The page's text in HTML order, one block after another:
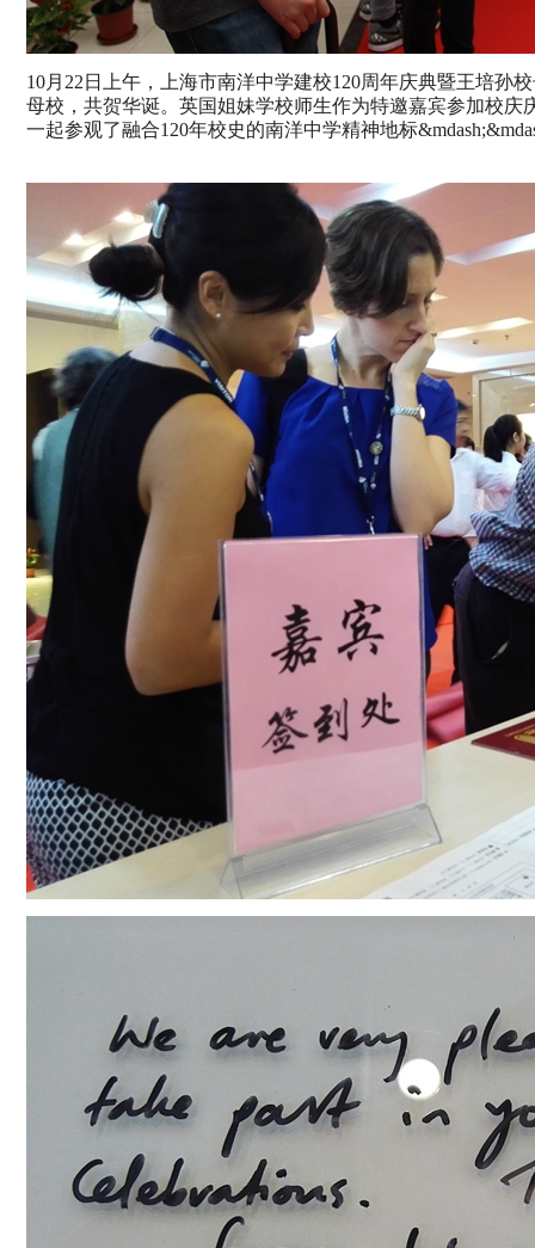
10月 22 日上午，上海市南洋中学建校120周年庆典暨王培孙
母校，共贺华诞。英国姐妹学校师生作为特邀嘉宾参加校
一起参观了融合120年校史的南洋中学精神地标